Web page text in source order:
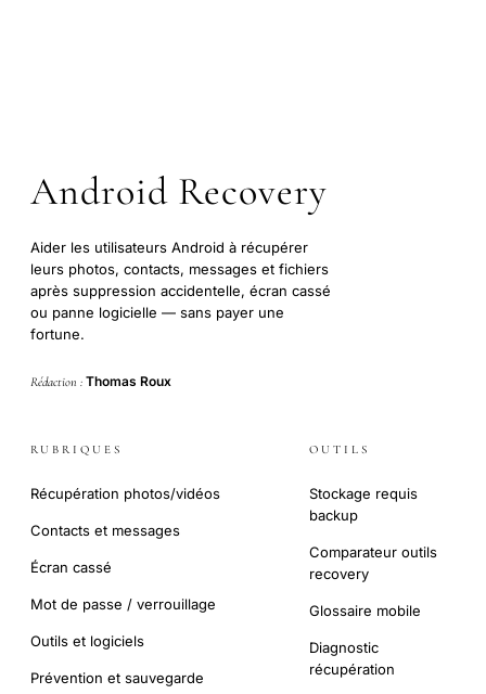
Android Recovery
Aider les utilisateurs Android à récupérer
leurs photos, contacts, messages et fichiers
après suppression accidentelle, écran cassé
ou panne logicielle — sans payer une
fortune.
Rédaction : Thomas Roux
RUBRIQUES
Récupération photos/vidéos
Contacts et messages
Écran cassé
Mot de passe / verrouillage
Outils et logiciels
Prévention et sauvegarde
OUTILS
Stockage requis
backup
Comparateur outils
recovery
Glossaire mobile
Diagnostic
récupération